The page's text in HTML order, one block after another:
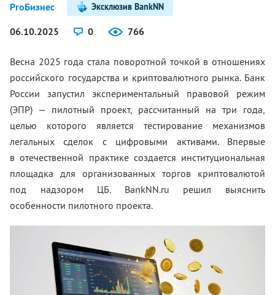
ProБизнес Эксклюзив BankNN
06.10.2025 0 766
Весна 2025 года стала поворотной точкой в отношениях
российского государства и криптовалютного рынка. Банк
России запустил экспериментальный правовой режим
(ЭПР) — пилотный проект, рассчитанный на три года,
целью которого является тестирование механизмов
легальных сделок с цифровыми активами. Впервые
в отечественной практике создается институциональная
площадка для организованных торгов криптовалютой
под надзором ЦБ. BankNN.ru решил выяснить
особенности пилотного проекта.